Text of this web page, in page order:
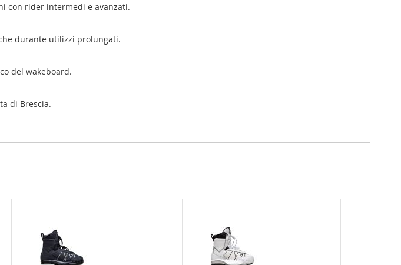
con rider intermedi e avanzati.
durante utilizzi prolungati.
del wakeboard.
di Brescia.